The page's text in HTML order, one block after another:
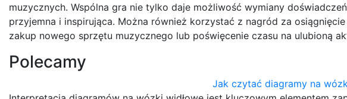
muzycznych. Wspólna gra nie tylko daje możliwość wymiany
przyjemna i inspirująca. Można również korzystać z nagród za
zakup nowego sprzętu muzycznego lub poświęcenie czasu na ulubioną
Polecamy
Jak czytać diagramy na